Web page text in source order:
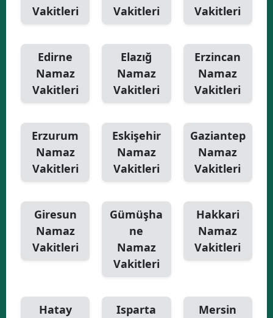
Vakitleri
Vakitleri
Vakitleri
Edirne
Namaz
Vakitleri
Elazığ
Namaz
Vakitleri
Erzincan
Namaz
Vakitleri
Erzurum
Namaz
Vakitleri
Eskişehir
Namaz
Vakitleri
Gaziantep
Namaz
Vakitleri
Giresun
Namaz
Vakitleri
Gümüşha
ne
Namaz
Vakitleri
Hakkari
Namaz
Vakitleri
Hatay
Isparta
Mersin